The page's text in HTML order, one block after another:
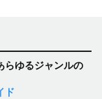
らゆるジャンルの
ド